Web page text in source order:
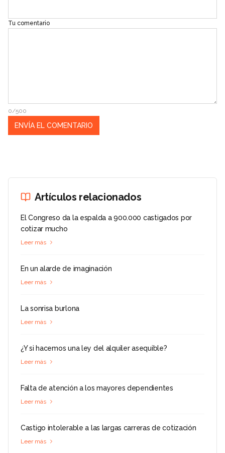
Tu comentario
0/500
Artículos relacionados
El Congreso da la espalda a 900.000 castigados por
cotizar mucho
Leer más
En un alarde de imaginación
Leer más
La sonrisa burlona
Leer más
¿Y si hacemos una ley del alquiler asequible?
Leer más
Falta de atención a los mayores dependientes
Leer más
Castigo intolerable a las largas carreras de cotización
Leer más